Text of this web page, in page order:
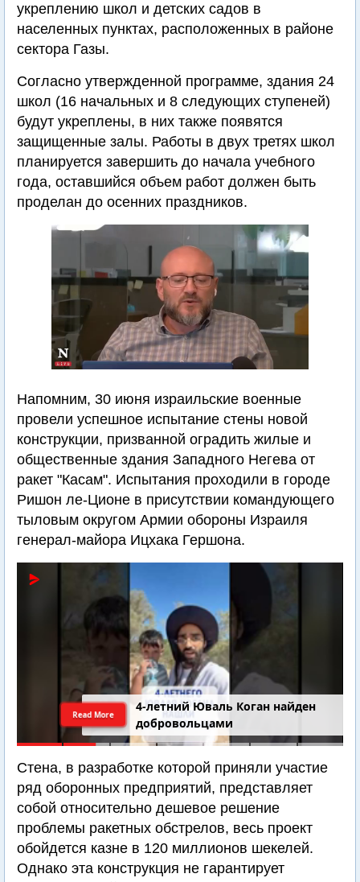
укреплению школ и детских садов в
населенных пунктах, расположенных в районе
сектора Газы.
Согласно утвержденной программе, здания 24
школ (16 начальных и 8 следующих ступеней)
будут укреплены, в них также появятся
защищенные залы. Работы в двух третях школ
планируется завершить до начала учебного
года, оставшийся объем работ должен быть
проделан до осенних праздников.
Напомним, 30 июня израильские военные
провели успешное испытание стены новой
конструкции, призванной оградить жилые и
общественные здания Западного Негева от
ракет "Касам". Испытания проходили в городе
Ришон ле-Ционе в присутствии командующего
тыловым округом Армии обороны Израиля
генерал-майора Ицхака Гершона.
4-летний Юваль Коган найден
добровольцами
Read More
Стена, в разработке которой приняли участие
ряд оборонных предприятий, представляет
собой относительно дешевое решение
проблемы ракетных обстрелов, весь проект
обойдется казне в 120 миллионов шекелей.
Однако эта конструкция не гарантирует